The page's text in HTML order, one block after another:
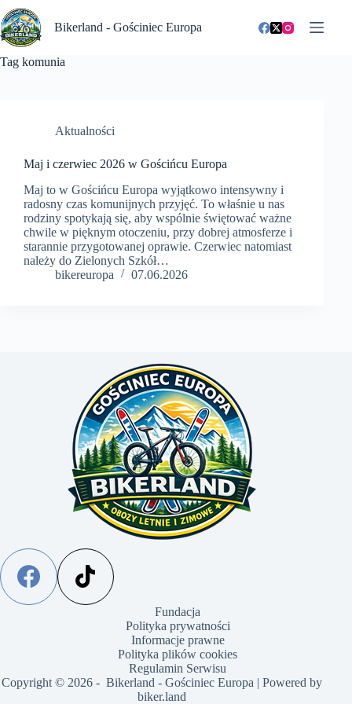
Przejdź
do
treści
Bikerland - Gościniec Europa
Tag komunia
Aktualności
Maj i czerwiec 2026 w Gościńcu Europa
Maj to w Gościńcu Europa wyjątkowo intensywny i
radosny czas komunijnych przyjęć. To właśnie u nas
rodziny spotykają się, aby wspólnie świętować ważne
chwile w pięknym otoczeniu, przy dobrej atmosferze i
starannie przygotowanej oprawie. Czerwiec natomiast
należy do Zielonych Szkół…
bikereuropa
07.06.2026
Fundacja
Polityka prywatności
Informacje prawne
Polityka plików cookies
Regulamin Serwisu
Copyright © 2026 - Bikerland - Gościniec Europa | Powered by
biker.land